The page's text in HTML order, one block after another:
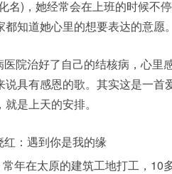
名)，她经常会在上班的时候不
知道她心里的想要表达的意愿。
院治好了自己的结核病，心里
具有感恩的歌。其实这是一首
是上天的安排。
在太原的建筑工地打工，10